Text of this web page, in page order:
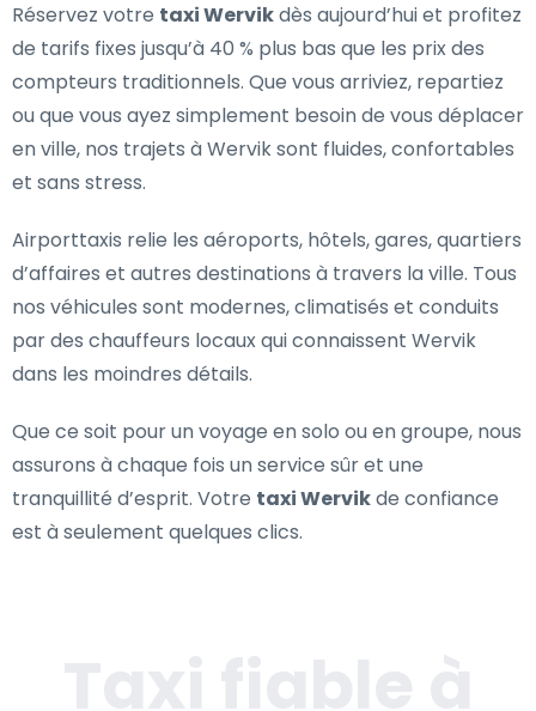
Réservez votre taxi Wervikdès aujourd’hui et profitez
de tarifs fixes jusqu’à 40 % plus bas que les prix des
compteurs traditionnels. Que vous arriviez, repartiez
ou que vous ayez simplement besoin de vous déplacer
en ville, nos trajets à Wervik sont fluides, confortables
et sans stress.
Airporttaxis relie les aéroports, hôtels, gares, quartiers
d’affaires et autres destinations à travers la ville. Tous
nos véhicules sont modernes, climatisés et conduits
par des chauffeurs locaux qui connaissent Wervik
dans les moindres détails.
Que ce soit pour un voyage en solo ou en groupe, nous
assurons à chaque fois un service sûr et une
tranquillité d’esprit. Votre taxi Wervikde confiance
est à seulement quelques clics.